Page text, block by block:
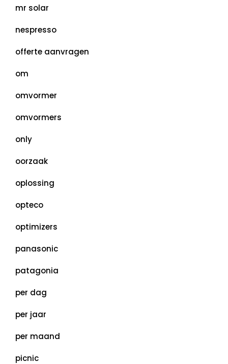
mr solar
nespresso
offerte aanvragen
om
omvormer
omvormers
only
oorzaak
oplossing
opteco
optimizers
panasonic
patagonia
per dag
per jaar
per maand
picnic